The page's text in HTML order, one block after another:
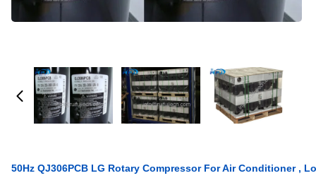
50Hz QJ306PCB LG Rotary Compressor For Air Conditioner ,